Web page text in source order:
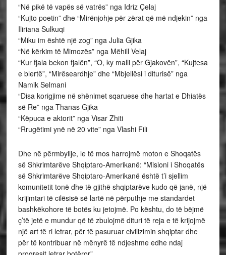
“Në pikë të vapës së vatrës” nga Idriz Çelaj
“Kujto poetin” dhe “Mirënjohje për zërat që më ndjekin” nga
Iliriana Sulkuqi
“Miku im është një zog” nga Julia Gjika
“Në kërkim të Mimozës” nga Mëhill Velaj
“Kur fjala bekon fjalën”, “O, ky malli për Gjakovën”, “Kujtesa
e blertë”, “Mirëseardhje” dhe “Mbjellësi i diturisë” nga
Namik Selmani
“Disa korigjime në shënimet sqaruese dhe hartat e Dhiatës
së Re” nga Thanas Gjika
“Këpuca e aktorit” nga Visar Zhiti
“Rrugëtimi ynë në 20 vite” nga Vlashi Fili
Dhe në përmbyllje, le të mos harrojmë moton e Shoqatës
së Shkrimtarëve Shqiptaro-Amerikanë: “Misioni i Shoqatës
së Shkrimtarëve Shqiptaro-Amerikanë është t’i sjellim
komunitetit tonë dhe të gjithë shqiptarëve kudo që janë, një
krijimtari të cilësisë së lartë në përputhje me standardet
bashkëkohore të botës ku jetojmë. Po kështu, do të bëjmë
ç’të jetë e mundur që të zbulojmë dituri të reja e të krijojmë
një art të ri letrar, për të pasuruar civilizimin shqiptar dhe
për të kontribuar në mënyrë të ndjeshme edhe ndaj